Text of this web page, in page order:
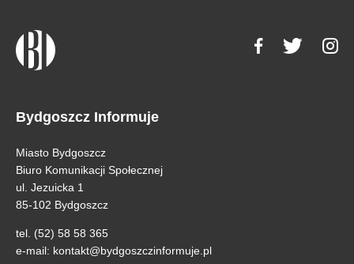
Bydgoszcz Informuje
Miasto Bydgoszcz
Biuro Komunikacji Społecznej
ul. Jezuicka 1
85-102 Bydgoszcz
tel. (52) 58 58 365
e-mail: kontakt@bydgoszczinformuje.pl